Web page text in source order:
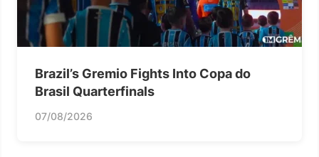
Brazil’s Gremio Fights Into Copa do
Brasil Quarterfinals
07/08/2026